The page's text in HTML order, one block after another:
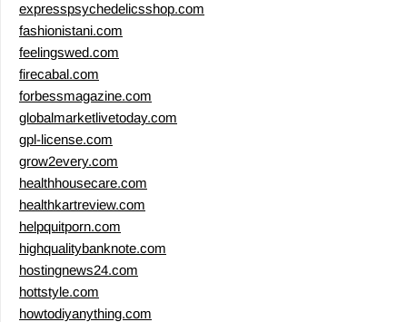
expresspsychedelicsshop.com
fashionistani.com
feelingswed.com
firecabal.com
forbessmagazine.com
globalmarketlivetoday.com
gpl-license.com
grow2every.com
healthhousecare.com
healthkartreview.com
helpquitporn.com
highqualitybanknote.com
hostingnews24.com
hottstyle.com
howtodiyanything.com